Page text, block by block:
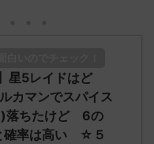
エクスレ
助かる 名
さん、君に
NwUu)
え忘れたガ
たラウドボ
しさん0624
星5レイドはど
カマンでスパイス
落ちたけど 6の
確率は高い ☆５